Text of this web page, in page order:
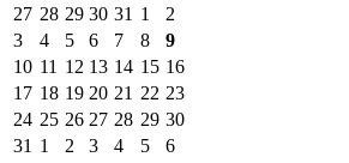
27 28 29 30 31 1
2
3
4 5 6 7 8
9
10 11 12 13 14 15 16
17 18 19 20 21 22 23
24 25 26 27 28 29 30
31 1 2 3 4 5 6